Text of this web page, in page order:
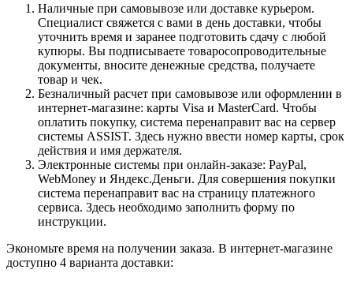
Наличные при самовывозе или доставке курьером.
Специалист свяжется с вами в день доставки, чтобы
уточнить время и заранее подготовить сдачу с любой
купюры. Вы подписываете товаросопроводительные
документы, вносите денежные средства, получаете
товар и чек.
Безналичный расчет при самовывозе или оформлении в
интернет-магазине: карты Visa и MasterCard. Чтобы
оплатить покупку, система перенаправит вас на сервер
системы ASSIST. Здесь нужно ввести номер карты, срок
действия и имя держателя.
Электронные системы при онлайн-заказе: PayPal,
WebMoney и Яндекс.Деньги. Для совершения покупки
система перенаправит вас на страницу платежного
сервиса. Здесь необходимо заполнить форму по
инструкции.
Экономьте время на получении заказа. В интернет-магазине
доступно 4 варианта доставки: